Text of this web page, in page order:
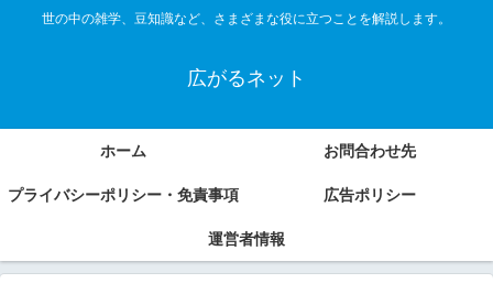
世の中の雑学、豆知識など、さまざまな役に立つことを解説します。
広がるネット
ホーム お問合わせ先
プライバシーポリシー・免責事項 広告ポリシー
運営者情報